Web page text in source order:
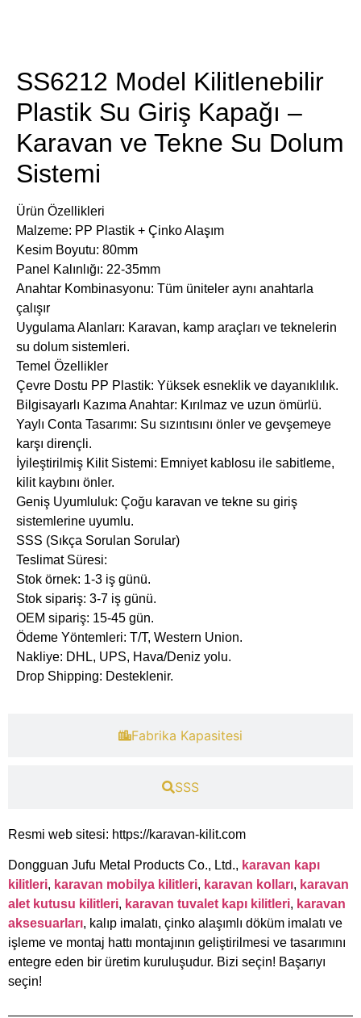
​Fabrika Kapasitesi​
​SSS
SS6212 Model Kilitlenebilir
Plastik Su Giriş Kapağı –
Karavan ve Tekne Su Dolum
Sistemi
Ürün Özellikleri
Malzeme: PP Plastik + Çinko Alaşım
Kesim Boyutu: 80mm
Panel Kalınlığı: 22-35mm
Anahtar Kombinasyonu: Tüm üniteler aynı anahtarla
çalışır
Uygulama Alanları: Karavan, kamp araçları ve teknelerin
su dolum sistemleri.
Temel Özellikler
​Çevre Dostu PP Plastik: Yüksek esneklik ve dayanıklılık.
​Bilgisayarlı Kazıma Anahtar: Kırılmaz ve uzun ömürlü.
​Yaylı Conta Tasarımı: Su sızıntısını önler ve gevşemeye
karşı dirençli.
​İyileştirilmiş Kilit Sistemi: Emniyet kablosu ile sabitleme,
kilit kaybını önler.
​Geniş Uyumluluk: Çoğu karavan ve tekne su giriş
sistemlerine uyumlu.
SSS (Sıkça Sorulan Sorular)
​Teslimat Süresi:
Stok örnek: 1-3 iş günü.
Stok sipariş: 3-7 iş günü.
OEM sipariş: 15-45 gün.
​Ödeme Yöntemleri: T/T, Western Union.
​Nakliye: DHL, UPS, Hava/Deniz yolu.
​Drop Shipping: Desteklenir.
Resmi web sitesi: https://karavan-kilit.com
Dongguan Jufu Metal Products Co., Ltd., karavan kapı
kilitleri, karavan mobilya kilitleri, karavan kolları, karavan
alet kutusu kilitleri, karavan tuvalet kapı kilitleri, karavan
aksesuarları, kalıp imalatı, çinko alaşımlı döküm imalatı ve
işleme ve montaj hattı montajının geliştirilmesi ve tasarımını
entegre eden bir üretim kuruluşudur. Bizi seçin! Başarıyı
seçin!